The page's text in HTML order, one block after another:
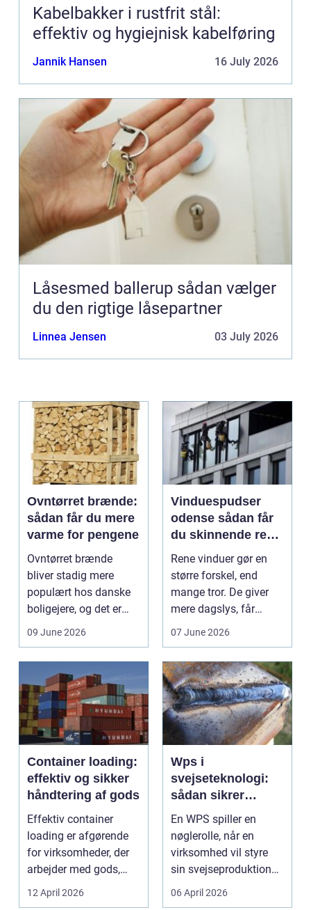
Kabelbakker i rustfrit stål:
effektiv og hygiejnisk kabelføring
Jannik Hansen 16 July 2026
Låsesmed ballerup sådan vælger
du den rigtige låsepartner
Linnea Jensen 03 July 2026
Ovntørret brænde:
sådan får du mere
varme for pengene
Ovntørret brænde
bliver stadig mere
populært hos danske
boligejere, og det er
ikke uden grund. Når
09 June 2026
Vinduespudser
odense sådan får
du skinnende rene
ruder året rundt
Rene vinduer gør en
større forskel, end
mange tror. De giver
mere dagslys, får
boligen eller virksom...
07 June 2026
Container loading:
effektiv og sikker
håndtering af gods
Effektiv container
loading er afgørende
for virksomheder, der
arbejder med gods,
skrot eller ...
12 April 2026
Wps i
svejseteknologi:
sådan sikrer
virksomheder
kvalitet og
sporbarhed
En WPS spiller en
nøglerolle, når en
virksomhed vil styre
sin svejseproduktion
sikkert, ensartet og ...
06 April 2026